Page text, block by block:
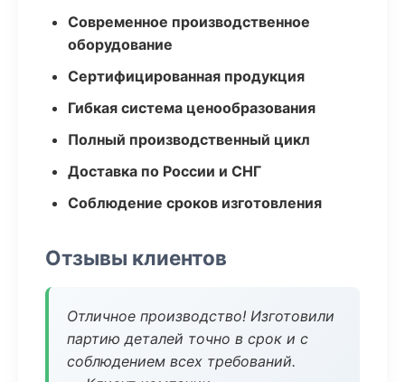
Современное производственное
оборудование
Сертифицированная продукция
Гибкая система ценообразования
Полный производственный цикл
Доставка по России и СНГ
Соблюдение сроков изготовления
Отзывы клиентов
Отличное производство! Изготовили
партию деталей точно в срок и с
соблюдением всех требований.